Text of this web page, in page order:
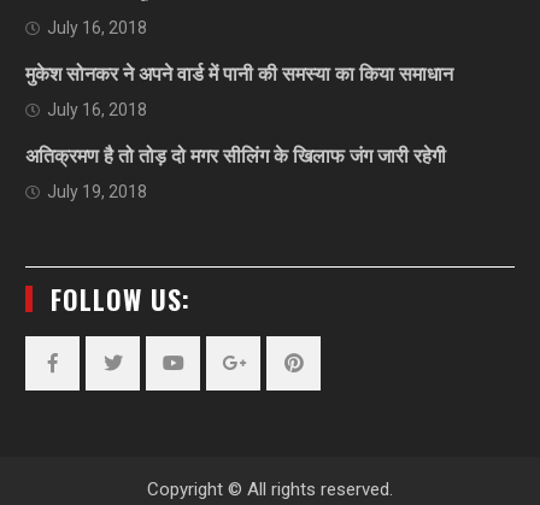
July 16, 2018
मुकेश सोनकर ने अपने वार्ड में पानी की समस्या का किया समाधान
July 16, 2018
अतिक्रमण है तो तोड़ दो मगर सीलिंग के खिलाफ जंग जारी रहेगी
July 19, 2018
FOLLOW US:
Copyright © All rights reserved.